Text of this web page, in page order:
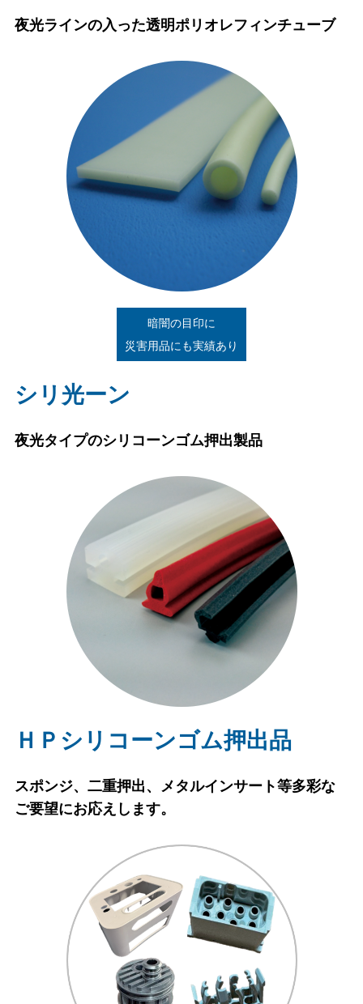
夜光ラインの入った透明ポリオレフィンチューブ
暗闇の目印に
災害用品にも実績あり
シリ光ーン
夜光タイプのシリコーンゴム押出製品
ＨＰシリコーンゴム押出品
スポンジ、二重押出、メタルインサート等多彩な
ご要望にお応えします。